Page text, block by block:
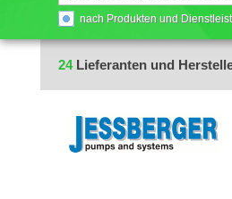
nach Produkten und
24Lieferanten und